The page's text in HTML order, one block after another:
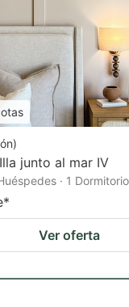
)
junto al mar IV
· 1 Dormitorio
*
Ver oferta